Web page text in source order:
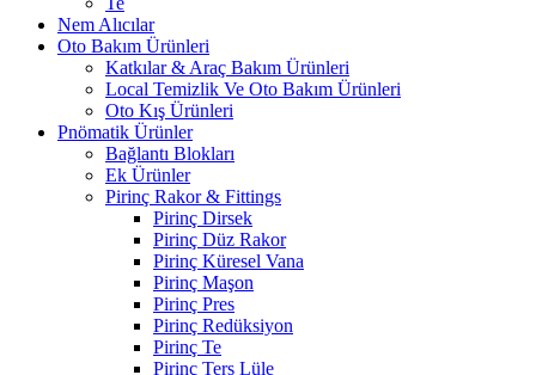
Nem Alıcılar
Oto Bakım Ürünleri
Katkılar & Araç Bakım Ürünleri
Local Temizlik Ve Oto Bakım Ürünleri
Oto Kış Ürünleri
Pnömatik Ürünler
Bağlantı Blokları
Ek Ürünler
Pirinç Rakor & Fittings
Pirinç Dirsek
Pirinç Düz Rakor
Pirinç Küresel Vana
Pirinç Maşon
Pirinç Pres
Pirinç Redüksiyon
Pirinç Te
Pirinç Ters Lüle